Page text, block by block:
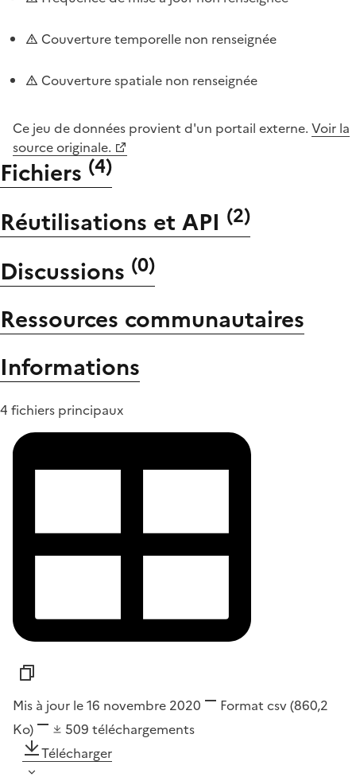
Couverture temporelle non renseignée
Couverture spatiale non renseignée
Ce jeu de données provient d'un portail externe. Voir la
source originale.
Fichiers (4)
Réutilisations et API (2)
Discussions (0)
Ressources communautaires
Informations
4 fichiers principaux
Mis à jour le 16 novembre 2020 Format csv(860,2
Ko)
509 téléchargements
Télécharger